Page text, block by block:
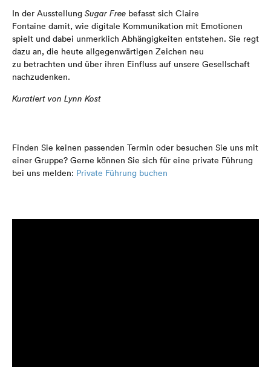
In der Ausstellung Sugar Free befasst sich Claire
Fontaine damit, wie digitale Kommunikation mit Emotionen
spielt und dabei unmerklich Abhängigkeiten entstehen. Sie regt
dazu an, die heute allgegenwärtigen Zeichen neu
zu betrachten und über ihren Einfluss auf unsere Gesellschaft
nachzudenken.
Kuratiert von Lynn Kost
Finden Sie keinen passenden Termin oder besuchen Sie uns mit
einer Gruppe? Gerne können Sie sich für eine private Führung
bei uns melden: Private Führung buchen